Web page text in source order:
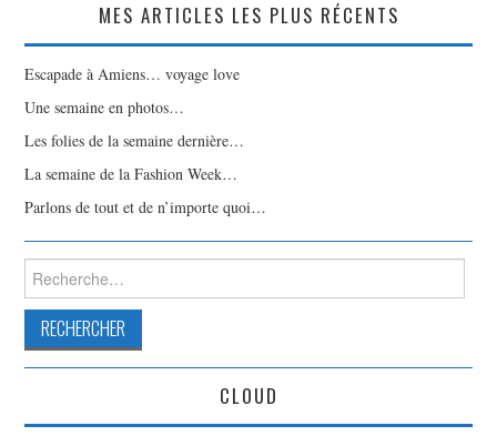
MES ARTICLES LES PLUS RÉCENTS
Escapade à Amiens… voyage love
Une semaine en photos…
Les folies de la semaine dernière…
La semaine de la Fashion Week…
Parlons de tout et de n’importe quoi…
Rechercher :
CLOUD